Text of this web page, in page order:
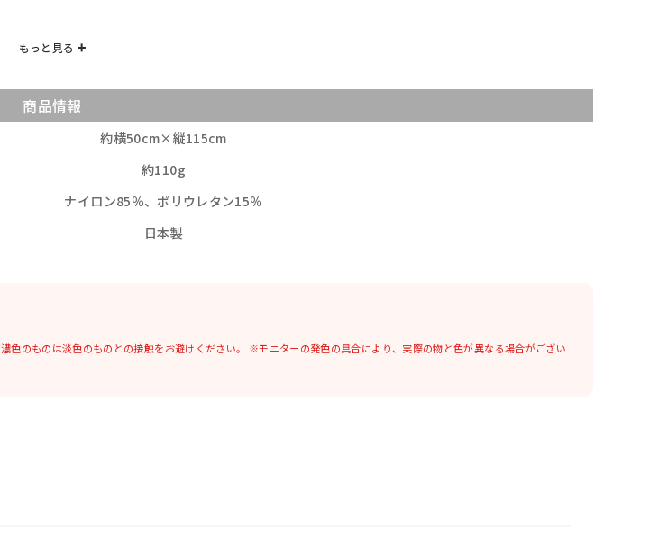
商品情報
約横50cm×縦115cm
約110g
ナイロン85％、ポリウレタン15％
日本製
濃色のものは淡色のものとの接触をお避けください。 ※モニターの発色の具合により、実際の物と色が異なる場合がござい